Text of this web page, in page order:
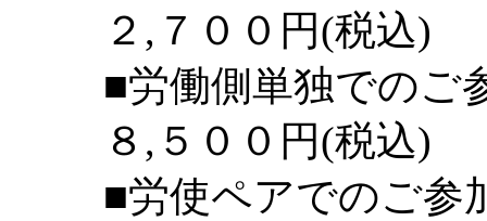
２,７００円(税込)
■労働側単独でのご
８,５００円(税込)
■労使ペアでのご参